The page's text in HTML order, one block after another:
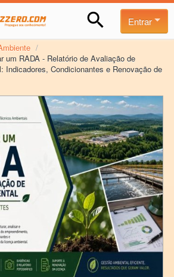
Entrar
/
um RADA - Relatório de Avaliação de
Indicadores, Condicionantes e Renovação de